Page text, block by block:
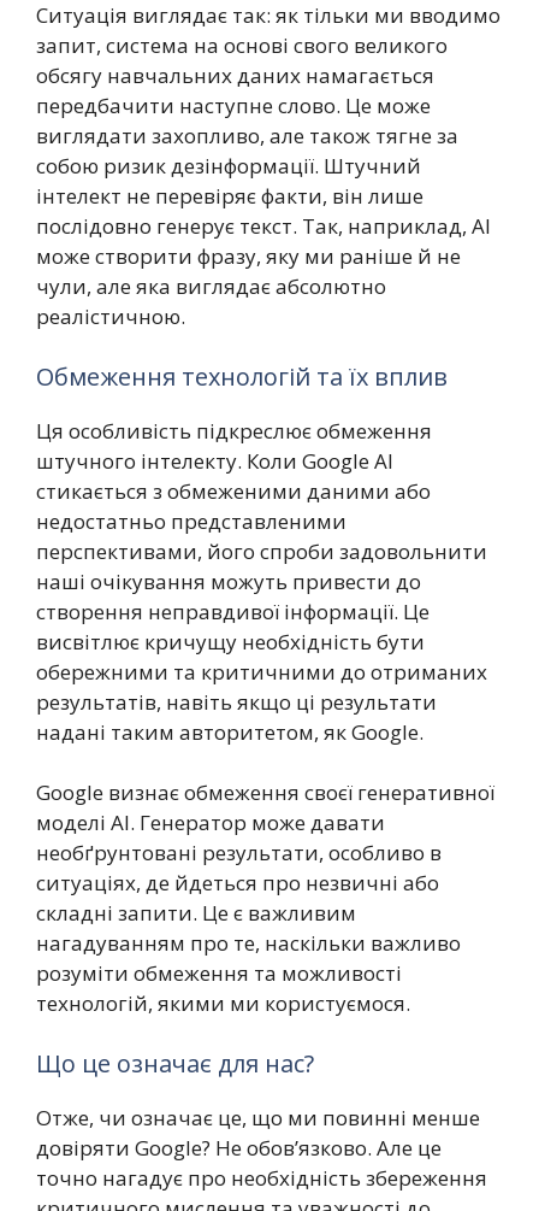
Ситуація виглядає так: як тільки ми вводимо
запит, система на основі свого великого
обсягу навчальних даних намагається
передбачити наступне слово. Це може
виглядати захопливо, але також тягне за
собою ризик дезінформації. Штучний
інтелект не перевіряє факти, він лише
послідовно генерує текст. Так, наприклад, AI
може створити фразу, яку ми раніше й не
чули, але яка виглядає абсолютно
реалістичною.
Обмеження технологій та їх вплив
Ця особливість підкреслює обмеження
штучного інтелекту. Коли Google AI
стикається з обмеженими даними або
недостатньо представленими
перспективами, його спроби задовольнити
наші очікування можуть привести до
створення неправдивої інформації. Це
висвітлює кричущу необхідність бути
обережними та критичними до отриманих
результатів, навіть якщо ці результати
надані таким авторитетом, як Google.
Google визнає обмеження своєї генеративної
моделі AI. Генератор може давати
необґрунтовані результати, особливо в
ситуаціях, де йдеться про незвичні або
складні запити. Це є важливим
нагадуванням про те, наскільки важливо
розуміти обмеження та можливості
технологій, якими ми користуємося.
Що це означає для нас?
Отже, чи означає це, що ми повинні менше
довіряти Google? Не обов’язково. Але це
точно нагадує про необхідність збереження